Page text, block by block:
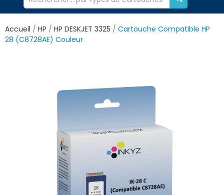
Accueil HP HP DESKJET 3325
Cartouche Compatible HP
28 (C8728AE) Couleur